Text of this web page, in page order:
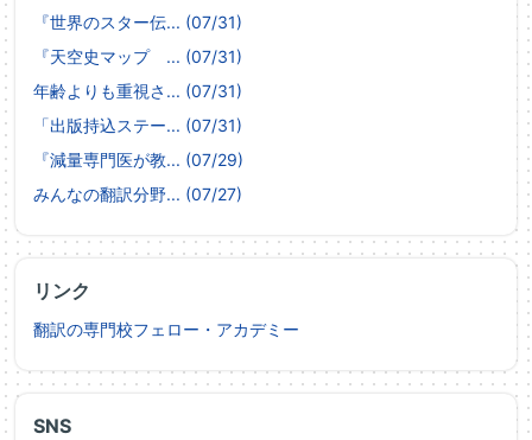
SNS
『世界のスター伝... (07/31)
『天空史マップ ... (07/31)
年齢よりも重視さ... (07/31)
「出版持込ステー... (07/31)
『減量専門医が教... (07/29)
みんなの翻訳分野... (07/27)
リンク
翻訳の専門校フェロー・アカデミー